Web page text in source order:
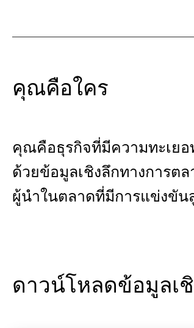
คุณคือใคร
คุณคือธุรกิจที่มีความทะเยอ
ด้วยข้อมูลเชิงลึกทางการต
ผู้นำในตลาดที่มีการแข่งขัน
ดาวน์โหลดข้อมูลเ